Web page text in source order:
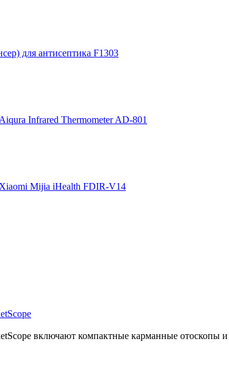
для антисептика F1303
Infrared Thermometer AD-801
Mijia iHealth FDIR-V14
включают компактные карманные отоскопы и